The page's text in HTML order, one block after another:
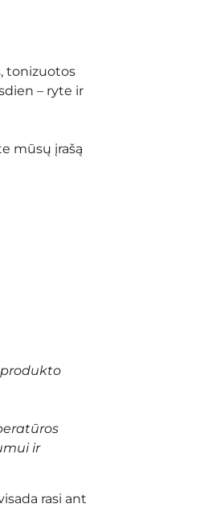
tonizuotos
– ryte ir
mūsų įrašą
ir
rasi ant